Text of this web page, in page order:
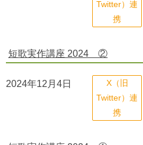
Twitter）連
携
短歌実作講座 2024 ②
2024年12月4日
X（旧
Twitter）連
携